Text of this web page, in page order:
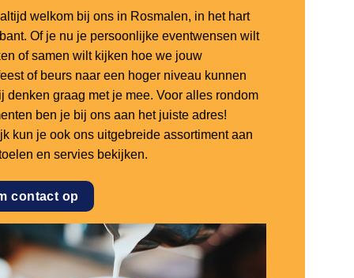
welkom bij ons in Rosmalen, in het hart
Of je nu je persoonlijke eventwensen wilt
of samen wilt kijken hoe we jouw
of beurs naar een hoger niveau kunnen
denken graag met je mee. Voor alles rondom
ben je bij ons aan het juiste adres!
kun je ook ons uitgebreide assortiment aan
en servies bekijken.
contact op